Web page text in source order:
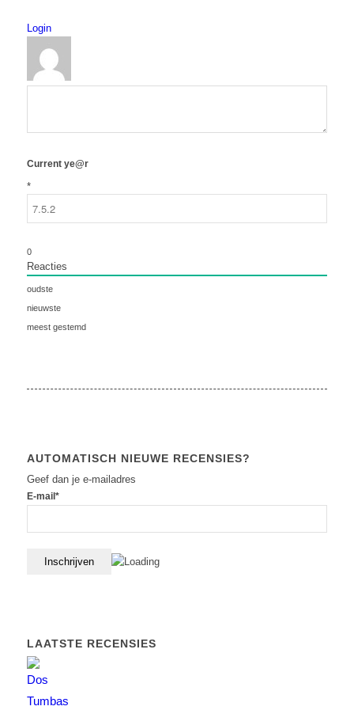
Login
Current ye@r
*
0
Reacties
oudste
nieuwste
meest gestemd
AUTOMATISCH NIEUWE RECENSIES?
Geef dan je e-mailadres
E-mail*
LAATSTE RECENSIES